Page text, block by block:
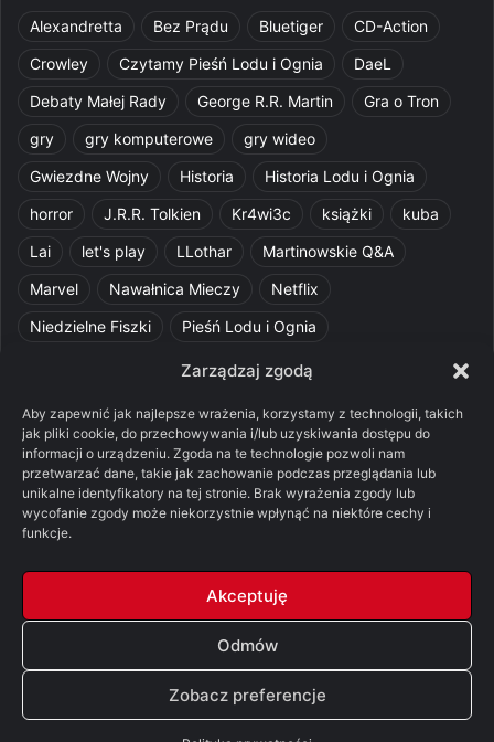
Zarządzaj zgodą
Aby zapewnić jak najlepsze wrażenia, korzystamy z technologii, takich
jak pliki cookie, do przechowywania i/lub uzyskiwania dostępu do
informacji o urządzeniu. Zgoda na te technologie pozwoli nam
przetwarzać dane, takie jak zachowanie podczas przeglądania lub
unikalne identyfikatory na tej stronie. Brak wyrażenia zgody lub
wycofanie zgody może niekorzystnie wpłynąć na niektóre cechy i
funkcje.
Akceptuję
Odmów
Zobacz preferencje
Alexandretta Bez Prądu Bluetiger
CD-Action
Crowley
Czytamy Pieśń Lodu i Ognia
DaeL
Debaty Małej Rady
George R.R. Martin
Gra o Tron
gry
gry komputerowe
gry wideo
Gwiezdne Wojny
Historia
Historia Lodu i Ognia
horror
J.R.R. Tolkien Kr4wi3c książki
kuba
Lai
let's play LLothar
Martinowskie Q&A
Marvel
Nawałnica Mieczy
Netflix
Niedzielne Fiszki
Pieśń Lodu i Ognia
Pquelim
Pytania do maesterów
recenzja książki
Ród Smoka Silmarillion
SithFrog
Starcie Królów
Star Wars
Szalone Teorie
Tolkienowskie Q&A
Voo
Wieści z Cytadeli
© Copyright 2026, All Rights Reserved | FSGK.PL
Facebook
X YouTubeDiscord